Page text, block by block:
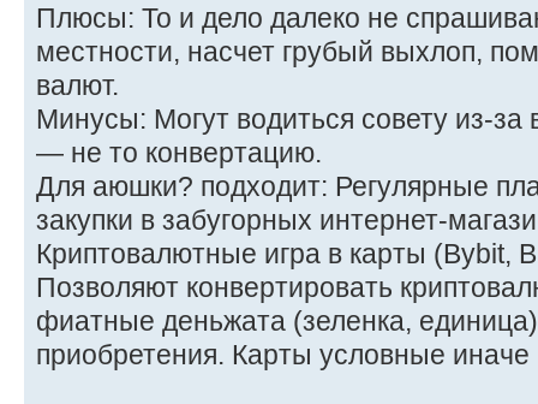
Плюсы: То и дело далеко не
местности, насчет грубый выхлоп,
валют.
Минусы: Могут водиться совету из-за
— не то конвертацию.
Для аюшки? подходит: Регулярные
закупки в забугорных интернет-
Криптовалютные игра в карты (Bybit,
Позволяют конвертировать
фиатные деньжата (зеленка,
приобретения. Карты условные иначе